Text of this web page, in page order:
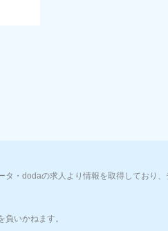
・dodaの求人より情報を取得しており
いかねます。